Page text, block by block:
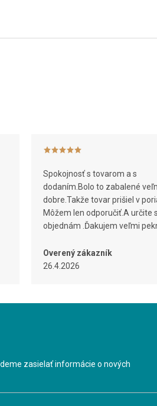
Spokojnosť s tovarom a s
dodaním.Bolo to zabalené
dobre.Takže tovar prišiel v
Môžem len odporučiť.A určite
objednám .Ďakujem veľmi
Overený zákazník
26.4.2026
zasielať informácie o nových